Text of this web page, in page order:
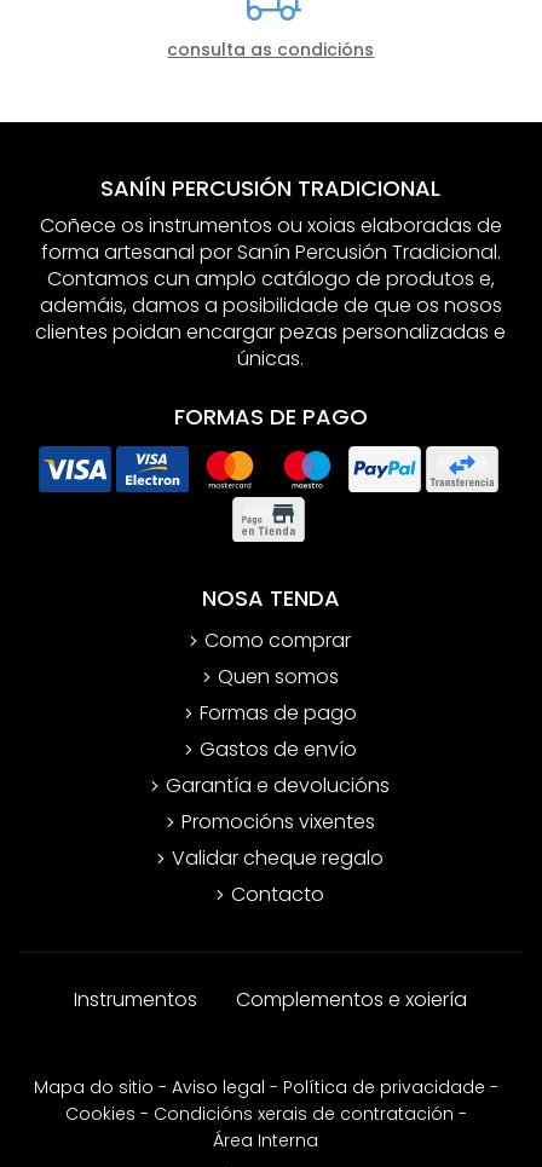
consulta as condicións
SANÍN PERCUSIÓN TRADICIONAL
Coñece os instrumentos ou xoias elaboradas de
forma artesanal por Sanín Percusión Tradicional.
Contamos cun amplo catálogo de produtos e,
ademáis, damos a posibilidade de que os nosos
clientes poidan encargar pezas personalizadas e
únicas.
FORMAS DE PAGO
NOSA TENDA
Como comprar
Quen somos
Formas de pago
Gastos de envío
Garantía e devolucións
Promocións vixentes
Validar cheque regalo
Contacto
Instrumentos Complementos e xoiería
Mapa do sitio - Aviso legal - Política de privacidade -
Cookies - Condicións xerais de contratación -
Área Interna